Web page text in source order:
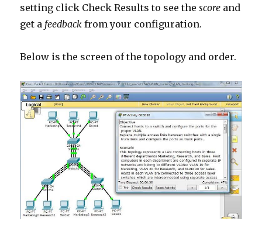
setting click Check Results to see thescore and
get a feedback from your configuration.
Below is the screen of the topology and order.